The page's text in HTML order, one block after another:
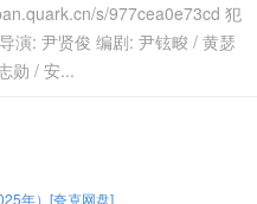
s/977cea0e73cd 犯
演: 尹贤俊 编剧: 尹铉畯 / 黄瑟
勋 / 安...